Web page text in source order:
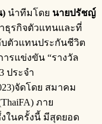
) นำทีมโดย นายปรัชญ์
ธุรกิจตัวแทนและที่
ตัวแทนประกันชีวิต
รแข่งขัน “รางวัล
ประจำ
จัดโดย สมาคม
ภาย
งในครั้งนี้ มีสุดยอด